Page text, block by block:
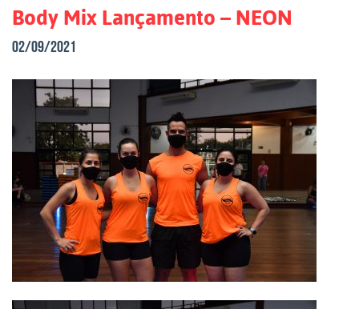
Body Mix Lançamento – NEON
02/09/2021